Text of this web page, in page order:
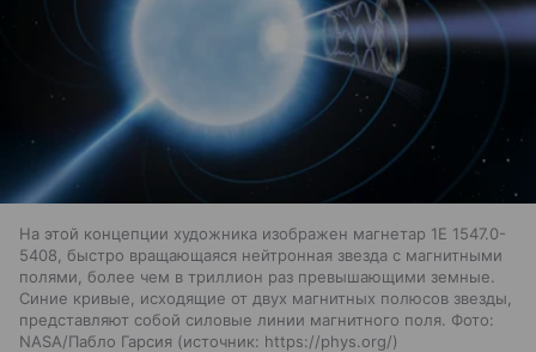
На этой концепции художника изображен магнетар 1E 1547.0-
5408, быстро вращающаяся нейтронная звезда с магнитными
полями, более чем в триллион раз превышающими земные.
Синие кривые, исходящие от двух магнитных полюсов звезды,
представляют собой силовые линии магнитного поля. Фото:
NASA/Пабло Гарсия
источник: https://phys.org/